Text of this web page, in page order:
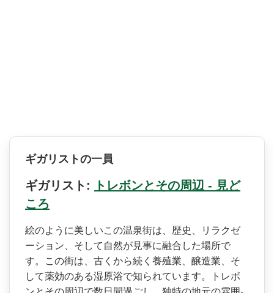
ギガリストの一員
ギガリスト:
トレボンとその周辺 - 見ど
ころ
絵のように美しいこの温泉街­は、歴史、リラクゼ
ーション、そして自然が見事に融­合した場所で
す。この街は、古くから続く養殖業、醸­造業、そ
して薬効のある湿原浴で知られています。ト­レボ